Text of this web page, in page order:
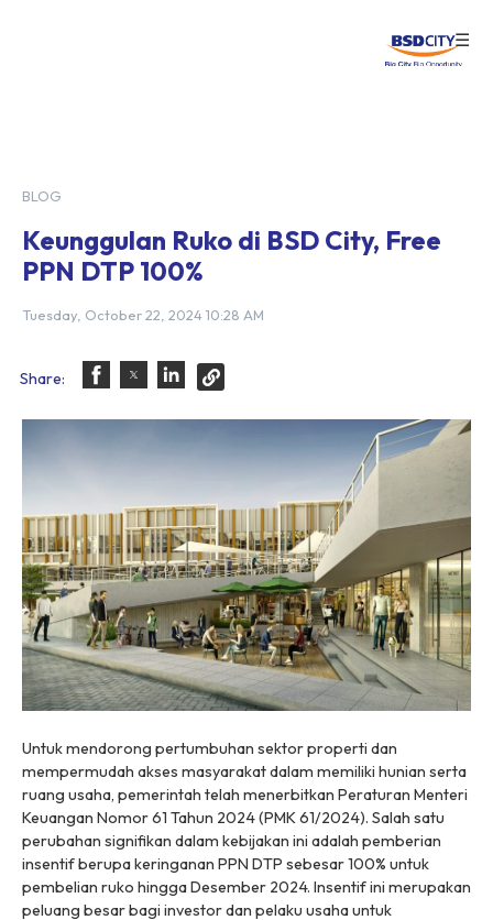
☰
BLOG
Keunggulan Ruko di BSD City, Free
PPN DTP 100%
Tuesday, October 22, 2024 10:28 AM
Share:
Untuk mendorong pertumbuhan sektor properti dan
mempermudah akses masyarakat dalam memiliki hunian serta
ruang usaha, pemerintah telah menerbitkan Peraturan Menteri
Keuangan Nomor 61 Tahun 2024 (PMK 61/2024). Salah satu
perubahan signifikan dalam kebijakan ini adalah pemberian
insentif berupa keringanan PPN DTP sebesar 100% untuk
pembelian ruko hingga Desember 2024. Insentif ini merupakan
peluang besar bagi investor dan pelaku usaha untuk